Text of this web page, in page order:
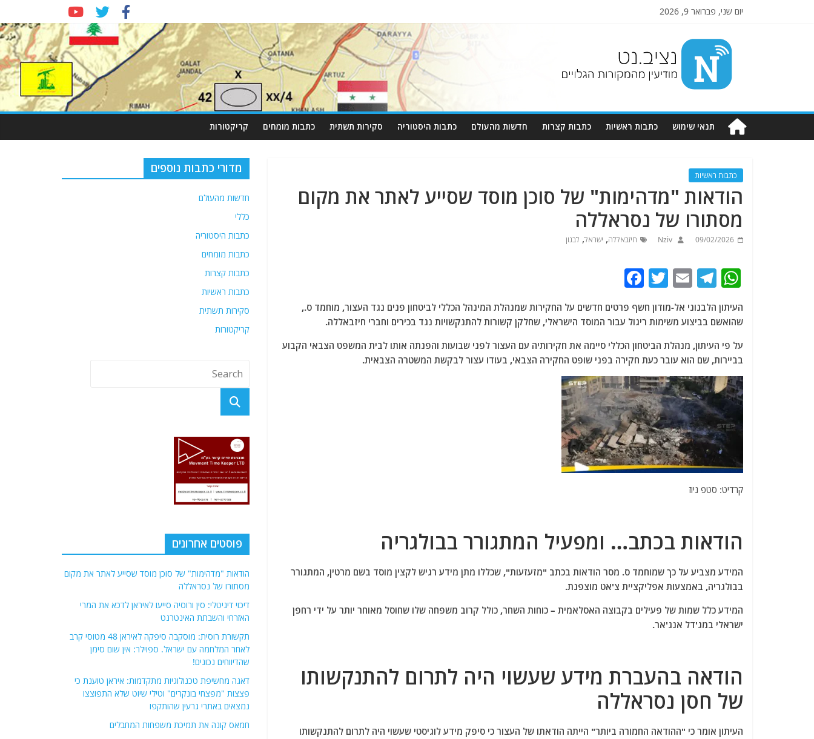
יום שני, פברואר 9, 2026
Nziv.net
מודיעין
מהמקורות
תנאי שימוש כתבות ראשיות כתבות קצרות חדשות מהעולם כתבות היסטוריה סקירות תשתית כתבות מומחים קריקטורות
כתבות ראשיות
הודאות "מדהימות" של סוכן מוסד שסייע לאתר את מקום
מסתורו של נסראללה
09/02/2026
Nziv חיזבאללה, ישראל, לבנון
W
at
s
A
p
p
T
e
g
ra
m
E
ai
l
T
itt
er
c
e
b
o
o
k
העיתון הלבנוני אל-מודון חשף פרטים חדשים על החקירות שמנהלת המינהל הכללי לביטחון פנים נגד העצור, מוחמד ס.,
שהואשם בביצוע משימות ריגול עבור המוסד הישראלי, שחלקן קשורות להתנקשויות נגד בכירים וחברי חיזבאללה.
על פי העיתון, מנהלת הביטחון הכללי סיימה את חקירותיה עם העצור לפני שבועות והפנתה אותו לבית המשפט הצבאי הקבוע
בביירות, שם הוא עובר כעת חקירה בפני שופט החקירה הצבאי, בעודו עצור לבקשת המשטרה הצבאית.
קרדיט: סטפ ניוז
הודאות בכתב… ומפעיל המתגורר בבולגריה
המידע מצביע על כך שמוחמד ס. מסר הודאות בכתב "מזעזעות", שכללו מתן מידע רגיש לקצין מוסד בשם מרטין, המתגורר
בבולגריה, באמצעות אפליקציית צ'אט מוצפנת.
המידע כלל שמות של פעילים בקבוצה האסלאמית – כוחות השחר, כולל קרוב משפחה שלו שחוסל מאוחר יותר על ידי רחפן
ישראלי במג'דל אנג'אר.
הודאה בהעברת מידע שעשוי היה לתרום להתנקשותו
של חסן נסראללה
העיתון אומר כי "ההודאה החמורה ביותר" הייתה הודאתו של העצור כי סיפק מידע לוגיסטי שעשוי היה לתרום להתנקשותו
מדורי כתבות נוספים
חדשות מהעולם
כללי
כתבות היסטוריה
כתבות מומחים
כתבות קצרות
כתבות ראשיות
סקירות תשתית
קריקטורות
פוסטים אחרונים
הודאות "מדהימות" של סוכן מוסד שסייע לאתר את מקום
מסתורו של נסראללה
דיכוי דיגיטלי: סין ורוסיה סייעו לאיראן לדכא את המרי
האזרחי והשבתת האינטרנט
תקשורת רוסית: מוסקבה סיפקה לאיראן 48 מטוסי קרב
לאחר המלחמה עם ישראל. ספוילר: אין שום סימן
שהדיווחים נכונים!
דאגה מחשיפת טכנולוגיות מתקדמות: איראן טוענת כי
פצצות "מפצחי בונקרים" וטילי שיוט שלא התפוצצו
נמצאים באתרי גרעין שהותקפו
חמאס קונה את תמיכת משפחות המחבלים